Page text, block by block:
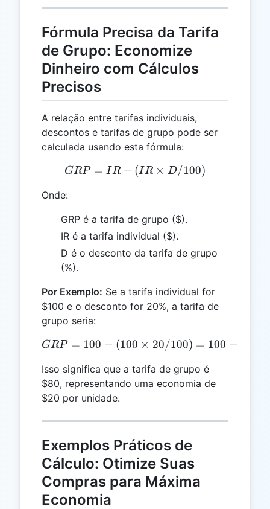
Fórmula Precisa da Tarifa
de Grupo: Economize
Dinheiro com Cálculos
Precisos
A relação entre tarifas individuais,
descontos e tarifas de grupo pode ser
calculada usando esta fórmula:
GRP = IR - (IR \times D/
GRP = IR − (IR × D/100)
Onde:
GRP é a tarifa de grupo ($).
IR é a tarifa individual ($).
D é o desconto da tarifa de grupo
(%).
Por Exemplo: Se a tarifa individual for
$100 e o desconto for 20%, a tarifa de
grupo seria:
GRP = 100 - (100 \times
GRP = 100 − (100 × 20/100) = 100 −
Isso significa que a tarifa de grupo é
$80, representando uma economia de
$20 por unidade.
Exemplos Práticos de
Cálculo: Otimize Suas
Compras para Máxima
Economia